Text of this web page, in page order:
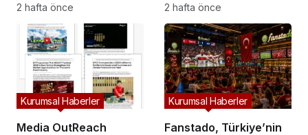
Bebek Güvenli
Uykusuna Yenilikçi
Dokunuş
2 hafta önce
Yatırım Kararı
Açıklandı
2 hafta önce
Media OutReach
Kurumsal Haberler
Fanstado, Türkiye’nin
Kurumsal Haberler